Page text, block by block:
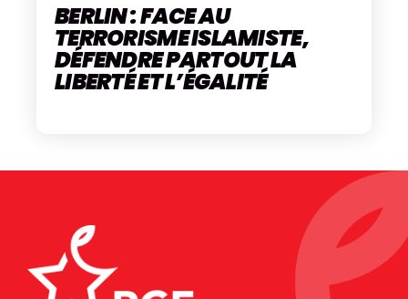
BERLIN : FACE AU
TERRORISME ISLAMISTE,
DÉFENDRE PARTOUT LA
LIBERTÉ ET L’ÉGALITÉ